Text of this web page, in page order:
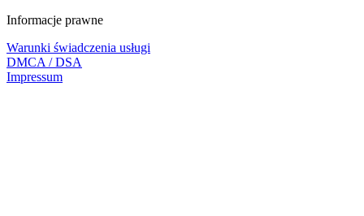
Informacje prawne
Warunki świadczenia usługi
DMCA / DSA
Impressum